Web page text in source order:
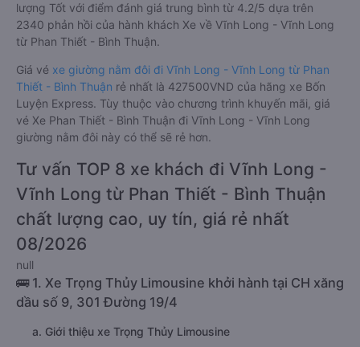
lượng Tốt với điểm đánh giá trung bình từ 4.2/5 dựa trên
2340 phản hồi của hành khách Xe về Vĩnh Long - Vĩnh Long
từ Phan Thiết - Bình Thuận.
Giá vé xe giường nằm đôi đi Vĩnh Long - Vĩnh Long từ Phan
Thiết - Bình Thuận rẻ nhất là 427500VND của hãng xe Bốn
Luyện Express. Tùy thuộc vào chương trình khuyến mãi, giá
vé Xe Phan Thiết - Bình Thuận đi Vĩnh Long - Vĩnh Long
giường nằm đôi này có thể sẽ rẻ hơn.
Tư vấn TOP 8 xe khách đi Vĩnh Long -
Vĩnh Long từ Phan Thiết - Bình Thuận
chất lượng cao, uy tín, giá rẻ nhất
08/2026
null
🚌 1. Xe Trọng Thủy Limousine khởi hành tại CH xăng
dầu số 9, 301 Đường 19/4
a. Giới thiệu xe Trọng Thủy Limousine